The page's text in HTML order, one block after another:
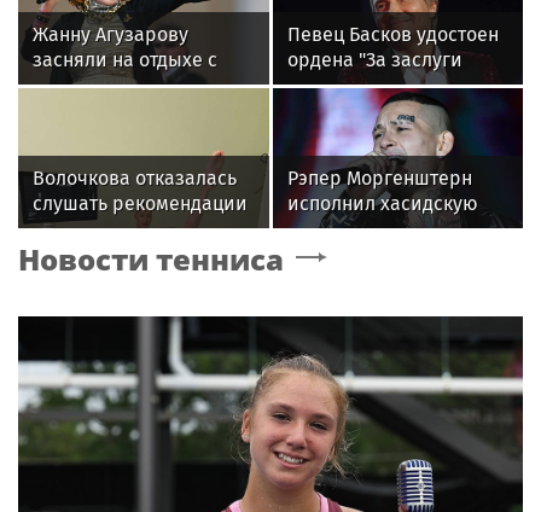
Жанну Агузарову
засняли на отдыхе с
22‑летним другом
Певец Басков удостоен
ордена "За заслуги
перед Отечеством" IV
степени
Волочкова отказалась
слушать рекомендации
врачей после новой
травмы: "Слушаю
Рэпер Моргенштерн
исполнил хасидскую
молитву на концерте в
Хайфе
Новости тенниса